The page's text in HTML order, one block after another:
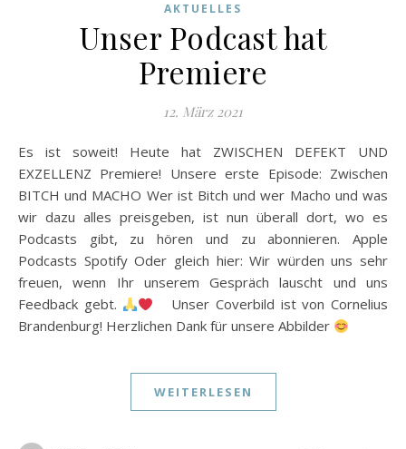
AKTUELLES
Unser Podcast hat
Premiere
12. März 2021
Es ist soweit! Heute hat ZWISCHEN DEFEKT UND
EXZELLENZ Premiere! Unsere erste Episode: Zwischen
BITCH und MACHO Wer ist Bitch und wer Macho und was
wir dazu alles preisgeben, ist nun überall dort, wo es
Podcasts gibt, zu hören und zu abonnieren. Apple
Podcasts Spotify Oder gleich hier: Wir würden uns sehr
freuen, wenn Ihr unserem Gespräch lauscht und uns
Feedback gebt.
Unser Coverbild ist von Cornelius
Brandenburg! Herzlichen Dank für unsere Abbilder
WEITERLESEN